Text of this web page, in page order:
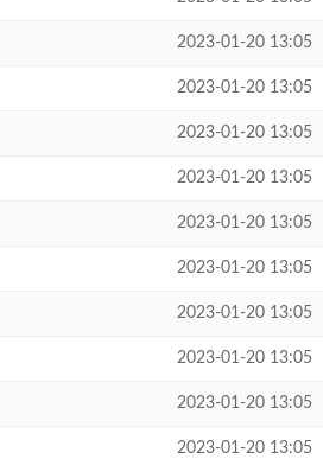
2023-01-20 13:05
2023-01-20 13:05
2023-01-20 13:05
2023-01-20 13:05
2023-01-20 13:05
2023-01-20 13:05
2023-01-20 13:05
2023-01-20 13:05
2023-01-20 13:05
2023-01-20 13:05